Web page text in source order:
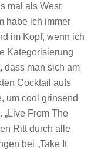
mal als West
habe ich immer
im Kopf, wenn ich
Kategorisierung
dass man sich am
Cocktail aufs
um cool grinsend
„Live From The
Ritt durch alle
bei „Take It